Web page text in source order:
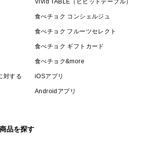
対する
Vivid TABLE（ビビッドテーブル）
食べチョク コンシェルジュ
食べチョク フルーツセレクト
食べチョク ギフトカード
食べチョク&more
iOSアプリ
Androidアプリ
品を探す